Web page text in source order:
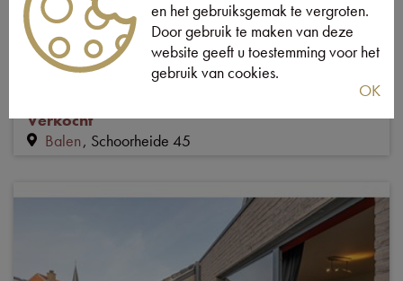
VERKOCHT
PRACHTIG LANDHUIS MET
STALLEN EN WEILAND RUSTIG
GELEGEN MET 19.600M² GROND
Verkocht
Balen Schoorheide 45
en het gebruiksgemak te vergroten.
Door gebruik te maken van deze
website geeft u toestemming voor het
gebruik van cookies.
OK